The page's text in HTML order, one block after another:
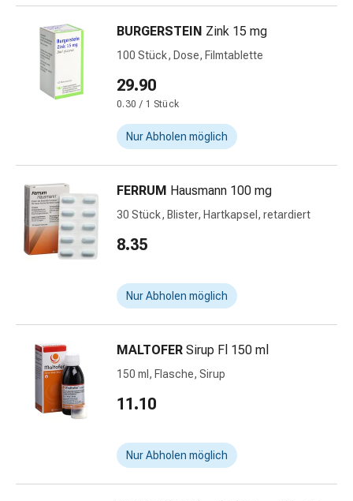
-
kleber
Ohren
und
Ohrenbeschwerden
Augenentzündungen
Augenverbände
Augenhygiene
Herz
Herztherapie
Kompressions-
Strümpfe
Kreislaufbeschwerden
Venenbeschwerden
Herznerven-
Störung
Gedächtnis-
BURGERSTEIN Zink 15 mg
100 Stück, Dose, Filmtablette
29.90
0.30 / 1 Stück
Nur Abholen möglich
FERRUM Hausmann 100 mg
30 Stück, Blister, Hartkapsel, retardiert
8.35
Nur Abholen möglich
MALTOFER Sirup Fl 150 ml
150 ml, Flasche, Sirup
11.10
Nur Abholen möglich